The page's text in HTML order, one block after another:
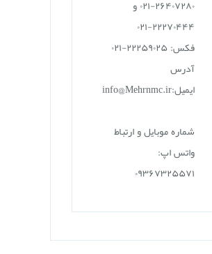
۲۶۴۰۷۲۸۰-۰۲۱ و
۲۲۲۷۰۴۴۴-۰۲۱
آدرس
ایمیل:info@Mehrnmc.ir
شماره موبایل و ارتباط
واتس اپ:
۰۹۳۶۷۳۲۵۵۷۱